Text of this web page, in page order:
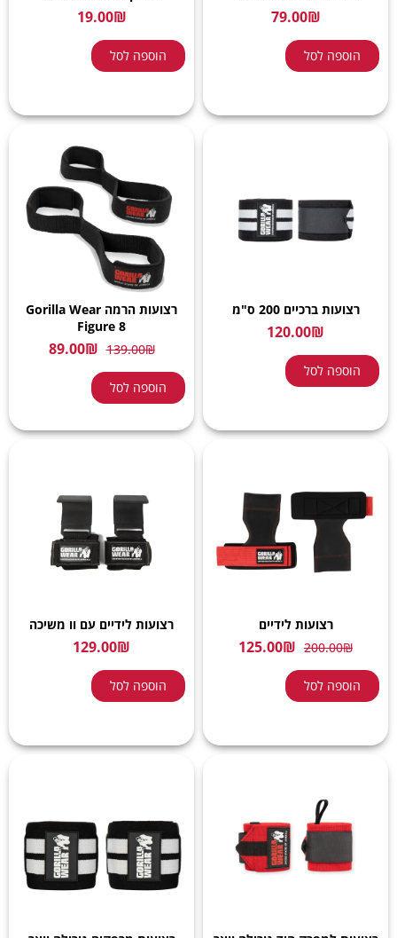
79.00₪
הוספה לסל
19.00₪
הוספה לסל
רצועות ברכיים 200 ס"מ
120.00₪
הוספה לסל
רצועות הרמה Gorilla Wear
Figure 8
139.00₪
89.00₪
הוספה לסל
רצועות לידיים
200.00₪
125.00₪
הוספה לסל
רצועות לידיים עם וו משיכה
129.00₪
הוספה לסל